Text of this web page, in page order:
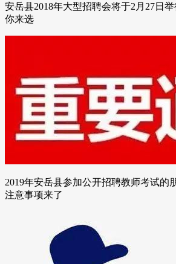
安岳县2018年大型招聘会将于2月27日
你来选
2019年安岳县参加公开招聘教师考试的
注意事项来了